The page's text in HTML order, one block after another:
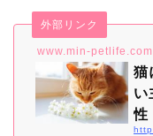
www.min-petlife.com
外部リンク
猫
い
性